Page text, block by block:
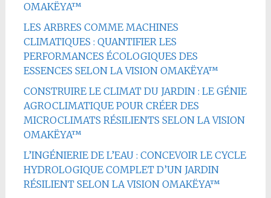
OMAKËYA™
LES ARBRES COMME MACHINES
CLIMATIQUES : QUANTIFIER LES
PERFORMANCES ÉCOLOGIQUES DES
ESSENCES SELON LA VISION OMAKËYA™
CONSTRUIRE LE CLIMAT DU JARDIN : LE GÉNIE
AGROCLIMATIQUE POUR CRÉER DES
MICROCLIMATS RÉSILIENTS SELON LA VISION
OMAKËYA™
L’INGÉNIERIE DE L’EAU : CONCEVOIR LE CYCLE
HYDROLOGIQUE COMPLET D’UN JARDIN
RÉSILIENT SELON LA VISION OMAKËYA™